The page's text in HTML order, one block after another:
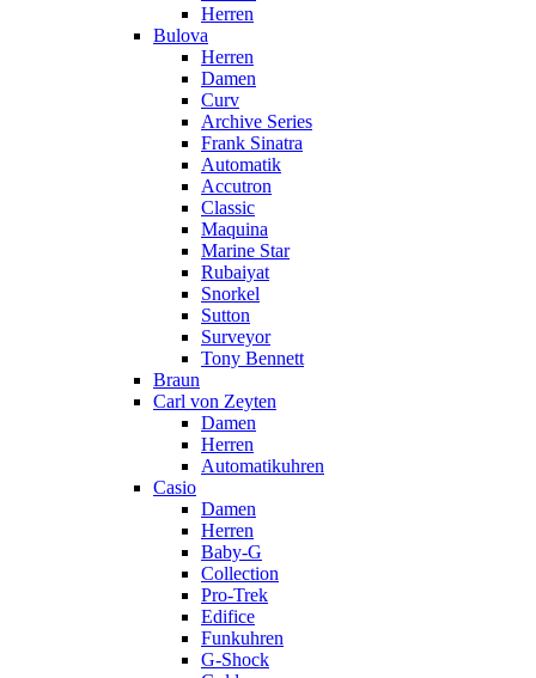
Herren
Bulova
Herren
Damen
Curv
Archive Series
Frank Sinatra
Automatik
Accutron
Classic
Maquina
Marine Star
Rubaiyat
Snorkel
Sutton
Surveyor
Tony Bennett
Braun
Carl von Zeyten
Damen
Herren
Automatikuhren
Casio
Damen
Herren
Baby-G
Collection
Pro-Trek
Edifice
Funkuhren
G-Shock